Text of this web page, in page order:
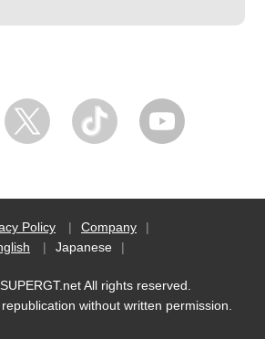
Policy
Company
Japanese
All rights reserved.
without written permission.